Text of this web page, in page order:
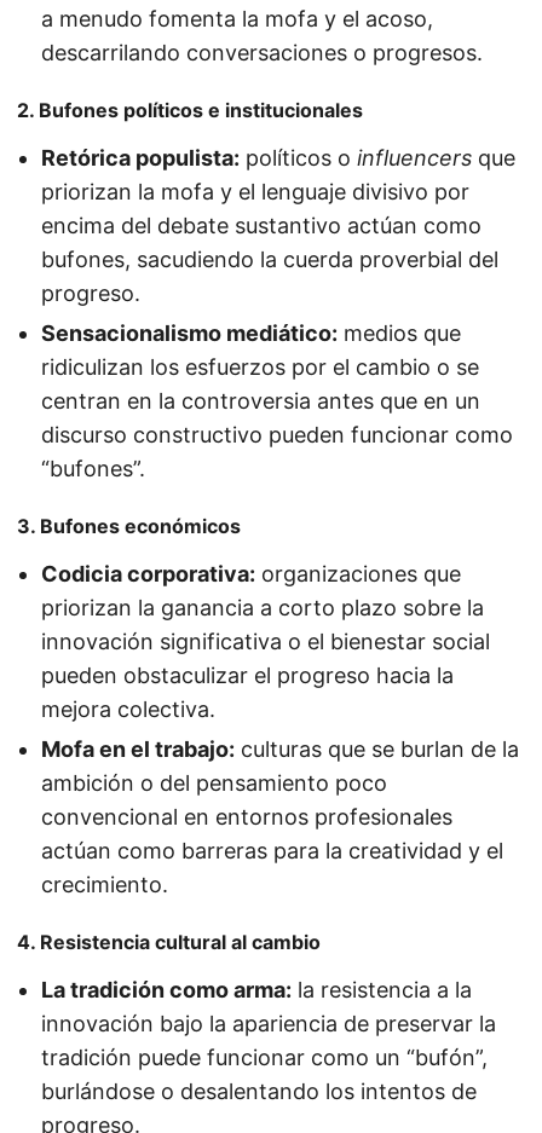
a menudo fomenta la mofa y el acoso,
descarrilando conversaciones o progresos.
2. Bufones políticos e institucionales
Retórica populista: políticos o influencers que
priorizan la mofa y el lenguaje divisivo por
encima del debate sustantivo actúan como
bufones, sacudiendo la cuerda proverbial del
progreso.
Sensacionalismo mediático: medios que
ridiculizan los esfuerzos por el cambio o se
centran en la controversia antes que en un
discurso constructivo pueden funcionar como
“bufones”.
3. Bufones económicos
Codicia corporativa: organizaciones que
priorizan la ganancia a corto plazo sobre la
innovación significativa o el bienestar social
pueden obstaculizar el progreso hacia la
mejora colectiva.
Mofa en el trabajo: culturas que se burlan de la
ambición o del pensamiento poco
convencional en entornos profesionales
actúan como barreras para la creatividad y el
crecimiento.
4. Resistencia cultural al cambio
La tradición como arma: la resistencia a la
innovación bajo la apariencia de preservar la
tradición puede funcionar como un “bufón”,
burlándose o desalentando los intentos de
progreso.